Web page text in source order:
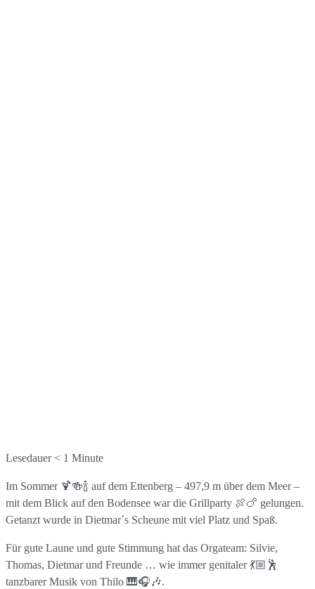
Lesedauer < 1 Minute
Im Sommer 🍹🍻🍾 auf dem Ettenberg – 497,9 m über dem Meer –
mit dem Blick auf den Bodensee war die Grillparty 🍖🍗 gelungen.
Getanzt wurde in Dietmar´s Scheune mit viel Platz und Spaß.
Für gute Laune und gute Stimmung hat das Orgateam: Silvie,
Thomas, Dietmar und Freunde … wie immer genitaler 💃🏼🕺
tanzbarer Musik von Thilo 🎹🎧🎶.